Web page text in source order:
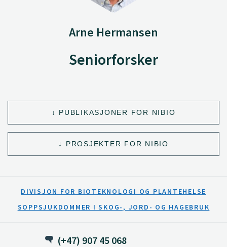
Arne Hermansen
Seniorforsker
PUBLIKASJONER FOR NIBIO
PROSJEKTER FOR NIBIO
DIVISJON FOR BIOTEKNOLOGI OG PLANTEHELSE
SOPPSJUKDOMMER I SKOG-, JORD- OG HAGEBRUK
(+47) 907 45 068